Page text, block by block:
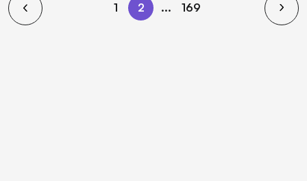
1 2 ... 169